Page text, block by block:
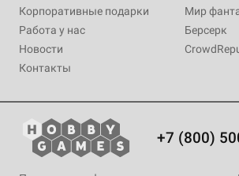
Корпоративные подарки
Работа у нас
Новости
Контакты
Мир
Берсерк
+7 (800)